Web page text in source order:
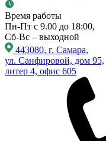
Время работы
Пн-Пт с 9.00 до 18:00,
Сб-Вс – выходной
443080, г. Самара,
ул. Санфировой, дом 95,
литер 4, офис 605